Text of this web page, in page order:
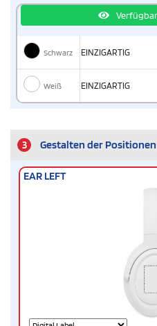
Schwarz EINZIGARTIG
Weiß EINZIGARTIG
3 Gestalten der
EAR LEFT